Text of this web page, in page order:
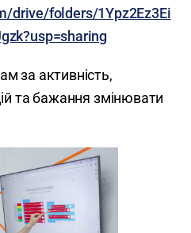
drive/folders/1Ypz2Ez3Ei
за активність,
та бажання змінювати